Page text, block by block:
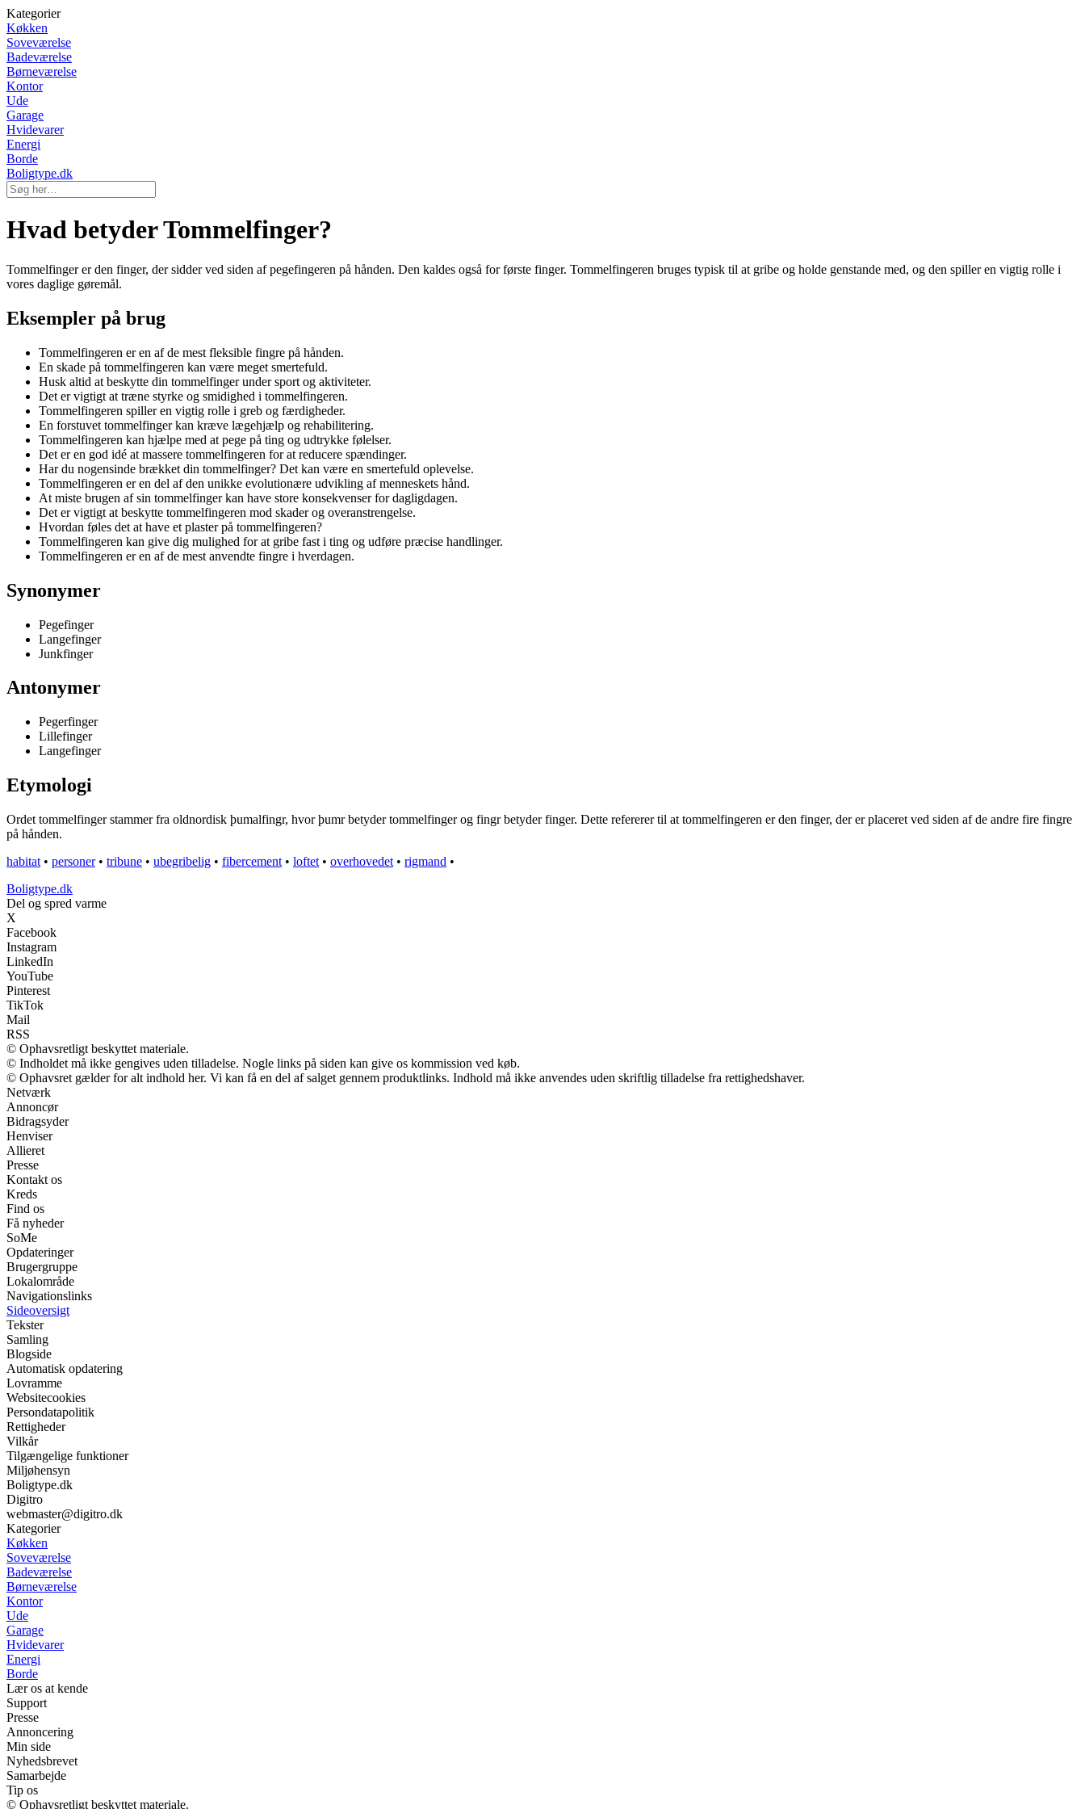
Kategorier
Køkken
Soveværelse
Badeværelse
Børneværelse
Kontor
Ude
Garage
Hvidevarer
Energi
Borde
Boligtype.dk
Hvad betyder Tommelfinger?
Tommelfinger er den finger, der sidder ved siden af pegefingeren på hånden. Den kaldes også for første finger. Tommelfingeren bruges typisk til at gribe og holde genstande med, og den spiller en vigtig rolle i
vores daglige gøremål.
Eksempler på brug
Tommelfingeren er en af de mest fleksible fingre på hånden.
En skade på tommelfingeren kan være meget smertefuld.
Husk altid at beskytte din tommelfinger under sport og aktiviteter.
Det er vigtigt at træne styrke og smidighed i tommelfingeren.
Tommelfingeren spiller en vigtig rolle i greb og færdigheder.
En forstuvet tommelfinger kan kræve lægehjælp og rehabilitering.
Tommelfingeren kan hjælpe med at pege på ting og udtrykke følelser.
Det er en god idé at massere tommelfingeren for at reducere spændinger.
Har du nogensinde brækket din tommelfinger? Det kan være en smertefuld oplevelse.
Tommelfingeren er en del af den unikke evolutionære udvikling af menneskets hånd.
At miste brugen af sin tommelfinger kan have store konsekvenser for dagligdagen.
Det er vigtigt at beskytte tommelfingeren mod skader og overanstrengelse.
Hvordan føles det at have et plaster på tommelfingeren?
Tommelfingeren kan give dig mulighed for at gribe fast i ting og udføre præcise handlinger.
Tommelfingeren er en af de mest anvendte fingre i hverdagen.
Synonymer
Pegefinger
Langefinger
Junkfinger
Antonymer
Pegerfinger
Lillefinger
Langefinger
Etymologi
Ordet tommelfinger stammer fra oldnordisk þumalfingr, hvor þumr betyder tommelfinger og fingr betyder finger. Dette refererer til at tommelfingeren er den finger, der er placeret ved siden af de andre fire fingre
på hånden.
habitat • personer• tribune • ubegribelig • fibercement • loftet • overhovedet • rigmand •
Boligtype.dk
Del og spred varme
X
Facebook
Instagram
LinkedIn
YouTube
Pinterest
TikTok
Mail
RSS
© Ophavsretligt beskyttet materiale.
© Indholdet må ikke gengives uden tilladelse. Nogle links på siden kan give os kommission ved køb.
© Ophavsret gælder for alt indhold her. Vi kan få en del af salget gennem produktlinks. Indhold må ikke anvendes uden skriftlig tilladelse fra rettighedshaver.
Netværk
Annoncør
Bidragsyder
Henviser
Allieret
Presse
Kontakt os
Kreds
Find os
Få nyheder
SoMe
Opdateringer
Brugergruppe
Lokalområde
Navigationslinks
Sideoversigt
Tekster
Samling
Blogside
Automatisk opdatering
Lovramme
Websitecookies
Persondatapolitik
Rettigheder
Vilkår
Tilgængelige funktioner
Miljøhensyn
Boligtype.dk
Digitro
webmaster@digitro.dk
Kategorier
Køkken
Soveværelse
Badeværelse
Børneværelse
Kontor
Ude
Garage
Hvidevarer
Energi
Borde
Lær os at kende
Support
Presse
Annoncering
Min side
Nyhedsbrevet
Samarbejde
Tip os
© Ophavsretligt beskyttet materiale.